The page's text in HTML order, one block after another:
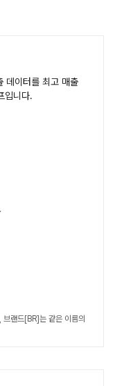
데이터를 최고 매출
입니다.
랜드[BR]는 같은 이름의